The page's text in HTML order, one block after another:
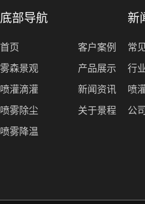
底部导航
首页
雾森景观
喷灌滴灌
喷雾除尘
喷雾降温
客户案例
产品展示
新闻资讯
关于景程
新
常
行
喷
公